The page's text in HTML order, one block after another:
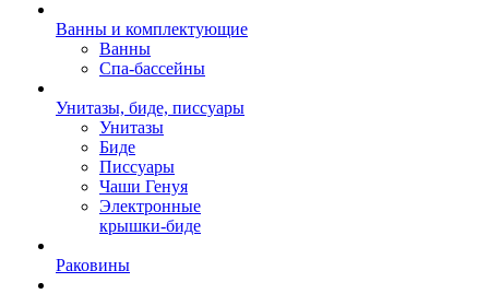
Ванны и комплектующие
Ванны
Спа-бассейны
Унитазы, биде, писсуары
Унитазы
Биде
Писсуары
Чаши Генуя
Электронные
крышки-биде
Раковины